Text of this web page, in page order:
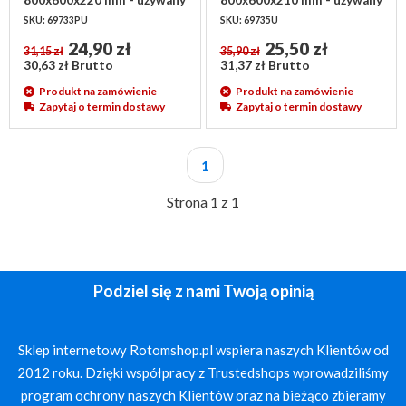
SKU: 69733PU
31,15 zł 24,90 zł
30,63 zł Brutto
Produkt na zamówienie
Zapytaj o termin dostawy
SKU: 69735U
35,90 zł 25,50 zł
31,37 zł Brutto
Produkt na zamówienie
Zapytaj o termin dostawy
Strona 1 z 1
1
Podziel się z nami Twoją opinią
Sklep internetowy Rotomshop.pl wspiera naszych Klientów od
2012 roku. Dzięki współpracy z Trustedshops wprowadziliśmy
program ochrony naszych Klientów oraz na bieżąco zbieramy